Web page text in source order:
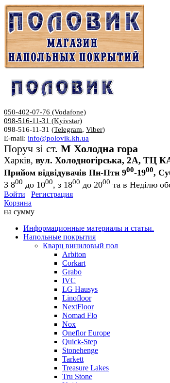
050-402-07-76 (Vodafone)
098-516-11-31 (Kyivstar)
098-516-11-31 (Telegram, Viber)
E-mail: info@polovik.kh.ua
Поруч зі ст. М Холодна гора
Харків, вул. Холодногірська, 2А, ТЦ
Прийом відвідувачів Пн-Птн 900-1900,
З 800 до 1000, з 1800 до 2000 та в Неділю
Войти
Регистрация
Корзина
на сумму
Информационные материалы и статьи.
Напольные покрытия
Кварц виниловый пол
Arbiton
Corkart
Grabo
IVC
LG Hausys
Linofloor
NextFloor
Nomad Flo
Nox
Oneflor Europe
Quick-Step
Stonehenge
Tarkett
Treasure Lakes
Tru Stone